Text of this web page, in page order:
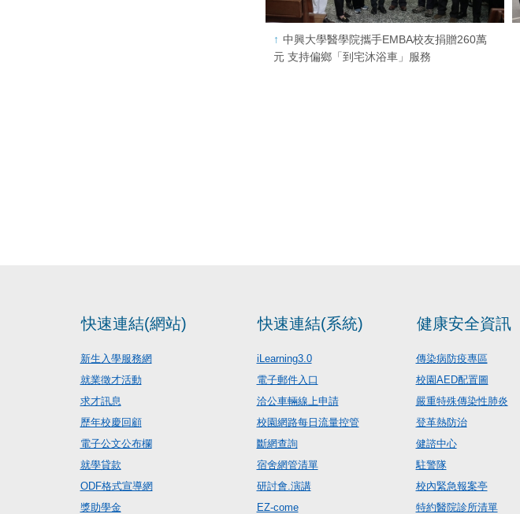
中興大學醫學院攜手EMBA校友捐贈260萬
元 支持偏鄉「到宅沐浴車」服務
快速連結(網站)
新生入學服務網
就業徵才活動
求才訊息
歷年校慶回顧
電子公文公布欄
就學貸款
ODF格式宣導網
獎助學金
快速連結(系統)
iLearning3.0
電子郵件入口
洽公車輛線上申請
校園網路每日流量控管
斷網查詢
宿舍網管清單
研討會.演講
EZ-come
健康安全資訊
傳染病防疫專區
校園AED配置圖
嚴重特殊傳染性肺炎
登革熱防治
健諮中心
駐警隊
校內緊急報案亭
特約醫院診所清單